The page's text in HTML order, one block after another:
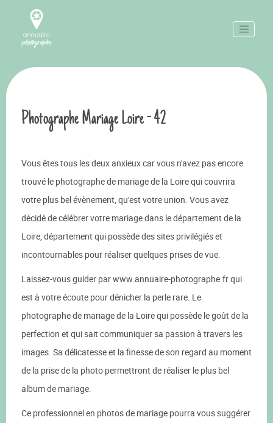
Photographe Mariage Loire - 42
Vous êtes tous les deux anxieux car vous n'avez pas encore
trouvé le photographe de mariage de la Loire qui couvrira
votre plus bel évènement, qu'est votre union. Vous avez
décidé de célébrer votre mariage dans le département de la
Loire, département qui possède des sites privilégiés et
incontournables pour réaliser quelques prises de vue.
Laissez-vous guider par www.annuaire-photographe.fr qui
est à votre écoute pour dénicher la perle rare. Le
photographe de mariage de la Loire qui possède le goût de la
perfection et qui sait communiquer sa passion à travers les
images. Sa délicatesse et la finesse de son regard au moment
de la prise de la photo permettront de réaliser le plus bel
album de mariage.
Ce professionnel en photos de mariage pourra vous suggérer